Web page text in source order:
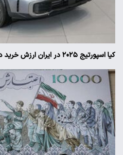
کیا اسپورتیج ۲۰۲۵ در ایران ارزش خرید دارد؟